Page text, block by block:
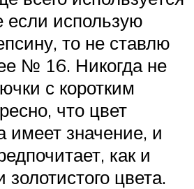
использую
то не ставлю
№ 16. Никогда не
с коротким
что цвет
имеет значение, и
как и
цвета.